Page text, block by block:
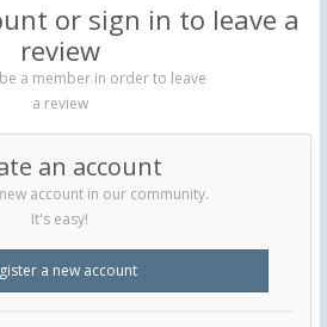
or sign in to leave a
review
a member in order to leave
a review
an account
account in our community.
It's easy!
a new account